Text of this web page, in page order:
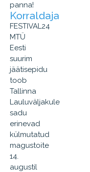
panna!
Korraldaja
FESTIVAL24
MTÜ
Eesti
suurim
jäätisepidu
toob
Tallinna
Lauluväljakule
sadu
erinevad
külmutatud
magustoite
14.
augustil